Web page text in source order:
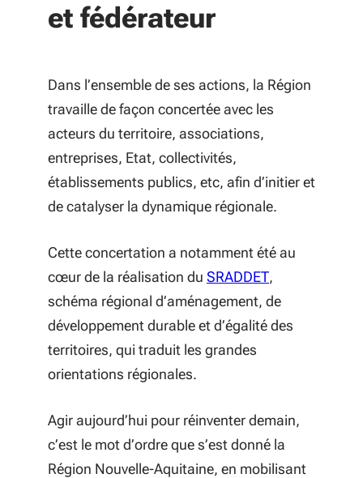
et fédérateur
Dans l’ensemble de ses actions, la Région
travaille de façon concertée avec les
acteurs du territoire, associations,
entreprises, Etat, collectivités,
établissements publics, etc, afin d’initier et
de catalyser la dynamique régionale.
Cette concertation a notamment été au
cœur de la réalisation du SRADDET(S'ouvre dans
,
schéma régional d’aménagement, de
développement durable et d’égalité des
territoires, qui traduit les grandes
orientations régionales.
Agir aujourd’hui pour réinventer demain,
c’est le mot d’ordre que s’est donné la
Région Nouvelle-Aquitaine, en mobilisant